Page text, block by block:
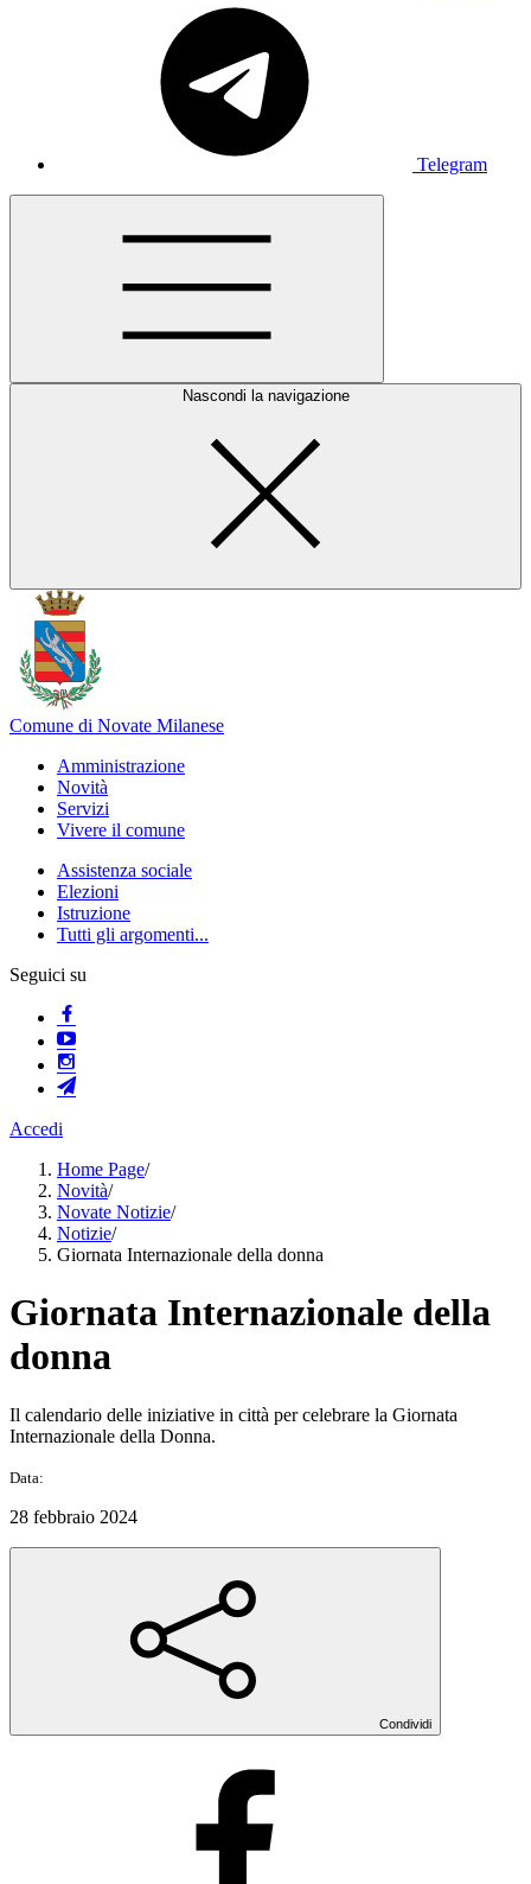
Telegram
Nascondi la navigazione
Comune di Novate Milanese
Amministrazione
Novità
Servizi
Vivere il comune
Assistenza sociale
Elezioni
Istruzione
Tutti gli argomenti...
Seguici su
Accedi
Home Page/
Novità/
Novate Notizie/
Notizie/
Giornata Internazionale della donna
Giornata Internazionale della
donna
Il calendario delle iniziative in città per celebrare la Giornata
Internazionale della Donna.
Data:
28 febbraio 2024
Condividi